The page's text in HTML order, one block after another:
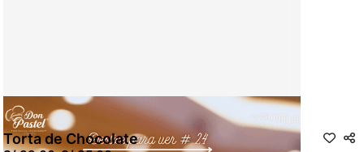
Torta de Chocolate